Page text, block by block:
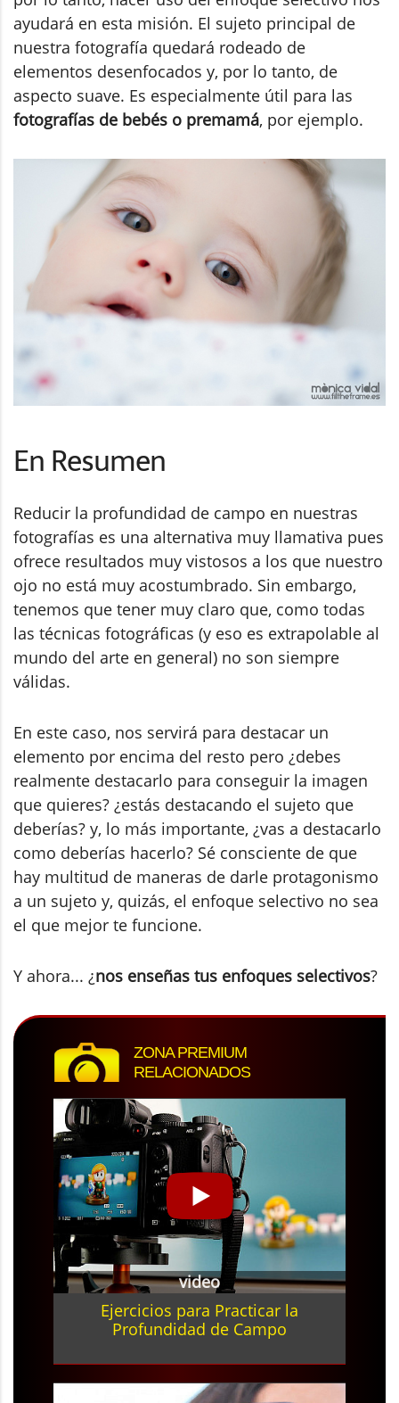
ayudará en esta misión. El sujeto principal de
nuestra fotografía quedará rodeado de
elementos desenfocados y, por lo tanto, de
aspecto suave. Es especialmente útil para las
fotografías de bebés o premamá, por ejemplo.
En Resumen
Reducir la profundidad de campo en nuestras
fotografías es una alternativa muy llamativa pues
ofrece resultados muy vistosos a los que nuestro
ojo no está muy acostumbrado. Sin embargo,
tenemos que tener muy claro que, como todas
las técnicas fotográficas (y eso es extrapolable al
mundo del arte en general) no son siempre
válidas.
En este caso, nos servirá para destacar un
elemento por encima del resto pero ¿debes
realmente destacarlo para conseguir la imagen
que quieres? ¿estás destacando el sujeto que
deberías? y, lo más importante, ¿vas a destacarlo
como deberías hacerlo? Sé consciente de que
hay multitud de maneras de darle protagonismo
a un sujeto y, quizás, el enfoque selectivo no sea
el que mejor te funcione.
Y ahora... ¿nos enseñas tus enfoques selectivos?
ZONA PREMIUM
RELACIONADOS
video
Ejercicios para Practicar la
Profundidad de Campo